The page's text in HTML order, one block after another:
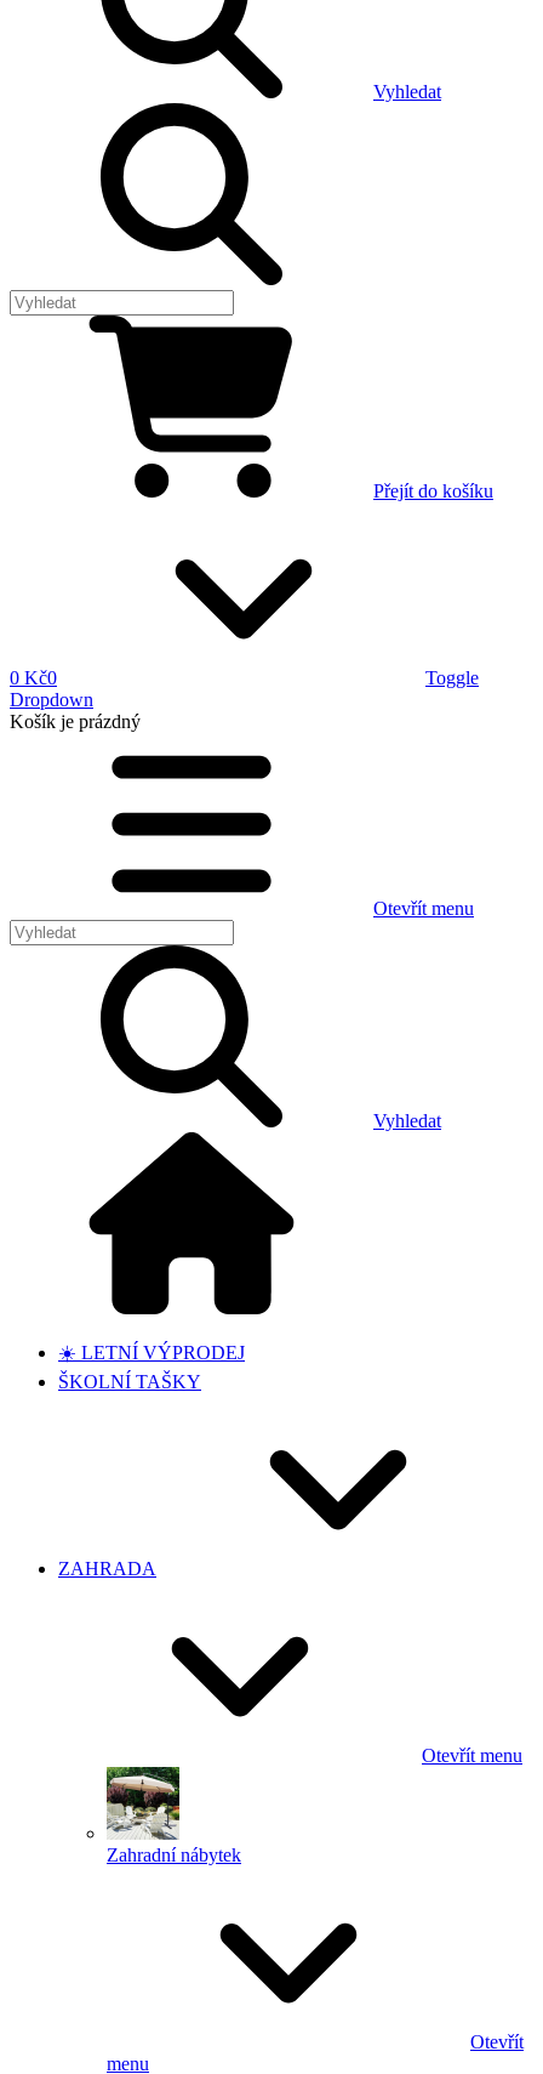
Vyhledat
Přejít do košíku
0 Kč0
Toggle
Dropdown
Košík je prázdný
Otevřít menu
Vyhledat
☀️ LETNÍ VÝPRODEJ
ŠKOLNÍ TAŠKY
ZAHRADA
Otevřít menu
Zahradní nábytek
Otevřít
menu